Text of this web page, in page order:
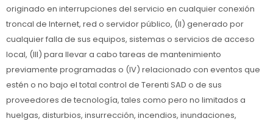
originado en interrupciones del servicio en cualquier conexión
troncal de Internet, red o servidor público, (ll) generado por
cualquier falla de sus equipos, sistemas o servicios de acceso
local, (lll) para llevar a cabo tareas de mantenimiento
previamente programadas o (lV) relacionado con eventos que
estén o no bajo el total control de Terenti SAD o de sus
proveedores de tecnología, tales como pero no limitados a
huelgas, disturbios, insurrección, incendios, inundaciones,